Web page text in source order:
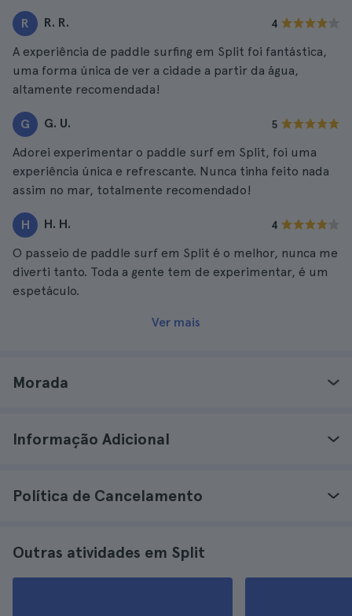
R R. R. 4
A experiência de paddle surfing em Split foi fantástica,
uma forma única de ver a cidade a partir da água,
altamente recomendada!
G G. U. 5
Adorei experimentar o paddle surf em Split, foi uma
experiência única e refrescante. Nunca tinha feito nada
assim no mar, totalmente recomendado!
H H. H. 4
O passeio de paddle surf em Split é o melhor, nunca me
diverti tanto. Toda a gente tem de experimentar, é um
espetáculo.
Ver mais
Morada
Informação Adicional
Política de Cancelamento
Outras atividades em Split